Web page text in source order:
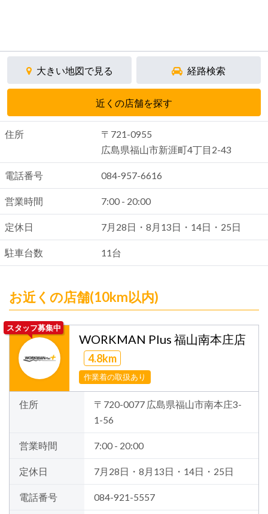
大きい地図で見る 経路検索
近くの店舗を探す
住所
〒721-0955
広島県福山市新涯町4丁目2-43
電話番号 084-957-6616
営業時間 7:00 - 20:00
定休日 7月28日・8月13日・14日・25日
駐車台数 11台
お近くの店舗(10km以内)
スタッフ募集中
WORKMAN Plus 福山南本庄店
4.8km
作業着の取扱あり
住所
〒720-0077 広島県福山市南本庄3-
1-56
営業時間 7:00 - 20:00
定休日 7月28日・8月13日・14日・25日
電話番号 084-921-5557